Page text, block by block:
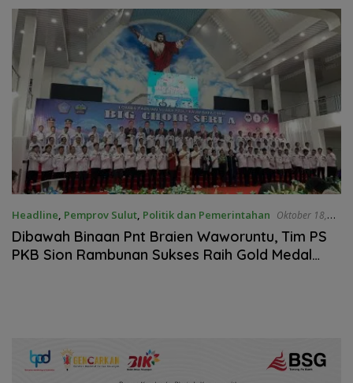
Infrastruktur
Headline, Pemprov Sulut, Politik dan Pemerintahan Oktober 18,
2025
Dibawah Binaan Pnt Braien Waworuntu, Tim PS
PKB Sion Rambunan Sukses Raih Gold Medal